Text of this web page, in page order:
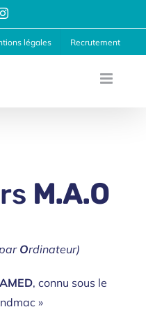
Instagram
légales Recrutement
M.A.O
Ordinateur)
, connu sous le
»